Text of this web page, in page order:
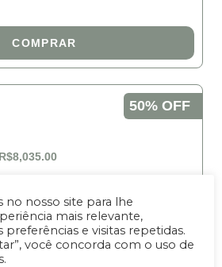
COMPRAR
50% OFF
COMPRAR
no nosso site para lhe
mais relevante,
preferências e visitas repetidas.
você concorda com o uso de